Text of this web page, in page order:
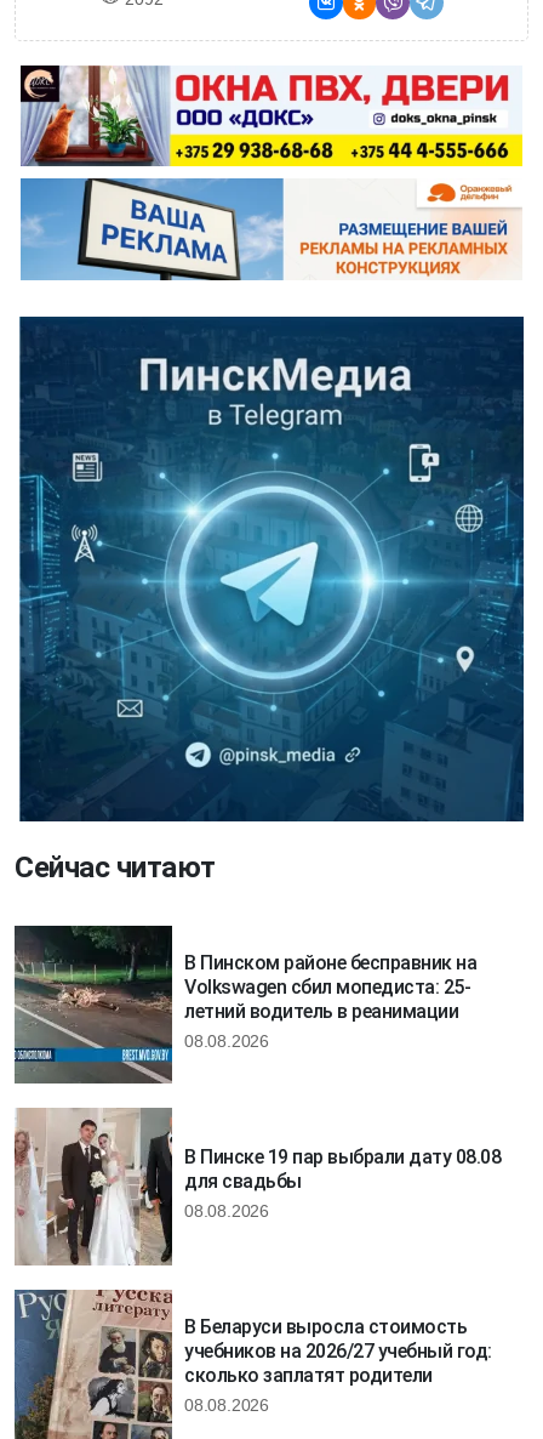
Сейчас читают
В Пинском районе бесправник на
Volkswagen сбил мопедиста: 25-
летний водитель в реанимации
08.08.2026
В Пинске 19 пар выбрали дату 08.08
для свадьбы
08.08.2026
В Беларуси выросла стоимость
учебников на 2026/27 учебный год:
сколько заплатят родители
08.08.2026